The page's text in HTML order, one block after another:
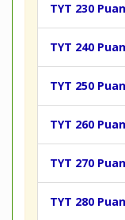
TYT 230
TYT 240
TYT 250
TYT 260
TYT 270
TYT 280